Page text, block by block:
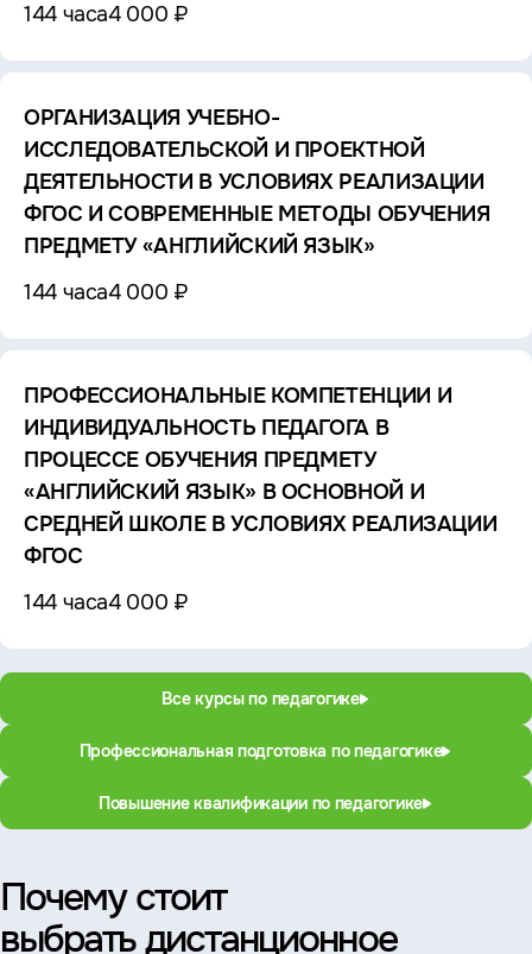
144 часа4 000 ₽
ОРГАНИЗАЦИЯ УЧЕБНО-
ИССЛЕДОВАТЕЛЬСКОЙ И ПРОЕКТНОЙ
ДЕЯТЕЛЬНОСТИ В УСЛОВИЯХ РЕАЛИЗАЦИИ
ФГОС И СОВРЕМЕННЫЕ МЕТОДЫ ОБУЧЕНИЯ
ПРЕДМЕТУ «АНГЛИЙСКИЙ ЯЗЫК»
144 часа4 000 ₽
ПРОФЕССИОНАЛЬНЫЕ КОМПЕТЕНЦИИ И
ИНДИВИДУАЛЬНОСТЬ ПЕДАГОГА В
ПРОЦЕССЕ ОБУЧЕНИЯ ПРЕДМЕТУ
«АНГЛИЙСКИЙ ЯЗЫК» В ОСНОВНОЙ И
СРЕДНЕЙ ШКОЛЕ В УСЛОВИЯХ РЕАЛИЗАЦИИ
ФГОС
144 часа4 000 ₽
Все курсы по педагогике
Профессиональная подготовка по педагогике
Повышение квалификации по педагогике
Почему стоит
выбрать дистанционное